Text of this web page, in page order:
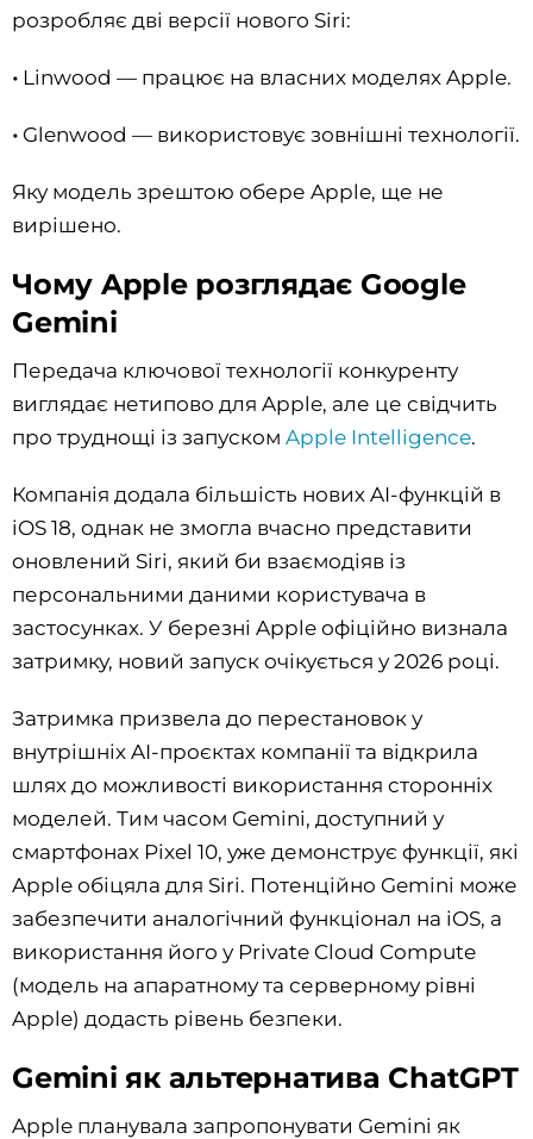
розробляє дві версії нового Siri:
• Linwood — працює на власних моделях Apple.
• Glenwood — використовує зовнішні технології.
Яку модель зрештою обере Apple, ще не
вирішено.
Чому Apple розглядає Google
Gemini
Передача ключової технології конкуренту
виглядає нетипово для Apple, але це свідчить
про труднощі із запуском Apple Intelligence.
Компанія додала більшість нових AI-функцій в
iOS 18, однак не змогла вчасно представити
оновлений Siri, який би взаємодіяв із
персональними даними користувача в
застосунках. У березні Apple офіційно визнала
затримку, новий запуск очікується у 2026 році.
Затримка призвела до перестановок у
внутрішніх AI-проєктах компанії та відкрила
шлях до можливості використання сторонніх
моделей. Тим часом Gemini, доступний у
смартфонах Pixel 10, уже демонструє функції, які
Apple обіцяла для Siri. Потенційно Gemini може
забезпечити аналогічний функціонал на iOS, а
використання його у Private Cloud Compute
(модель на апаратному та серверному рівні
Apple) додасть рівень безпеки.
Gemini як альтернатива ChatGPT
Apple планувала запропонувати Gemini як